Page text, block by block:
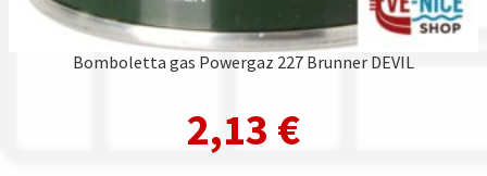
Bomboletta gas Powergaz 227 Brunner DEVIL
2,13 €